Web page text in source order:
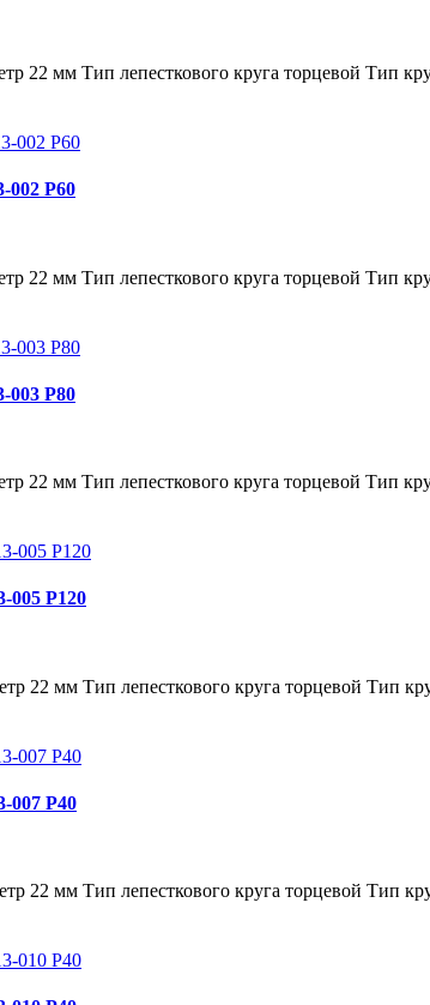
22 мм Тип лепесткового круга торцевой Тип
002 Р60
22 мм Тип лепесткового круга торцевой Тип
003 Р80
22 мм Тип лепесткового круга торцевой Тип
005 Р120
22 мм Тип лепесткового круга торцевой Тип
007 Р40
22 мм Тип лепесткового круга торцевой Тип